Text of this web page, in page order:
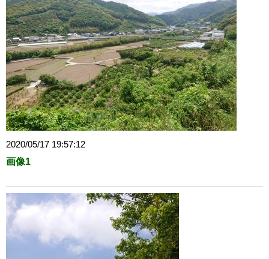
2020/05/17 19:57:12
画像1